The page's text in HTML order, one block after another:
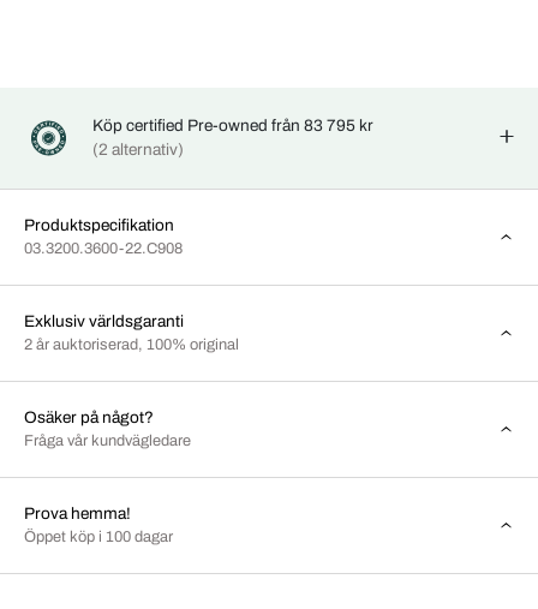
Köp certified Pre-owned från 83 795 kr
(2 alternativ)
Produktspecifikation
03.3200.3600-22.C908
Exklusiv världsgaranti
2 år auktoriserad, 100% original
Osäker på något?
Fråga vår kundvägledare
Prova hemma!
Öppet köp i 100 dagar